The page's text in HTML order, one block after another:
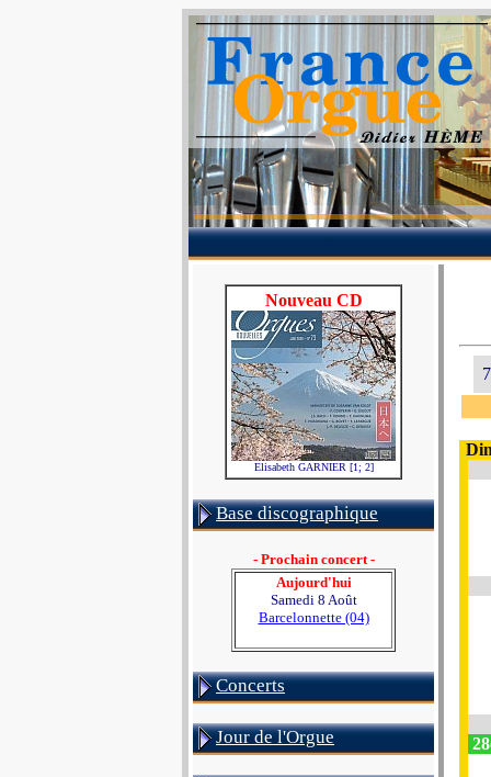
Nouveau CD
Elisabeth GARNIER [1; 2]
Base discographique
- Prochain concert -
Aujourd'hui
Samedi 8 Août
Barcelonnette (04)
Concerts
Jour de l'Orgue